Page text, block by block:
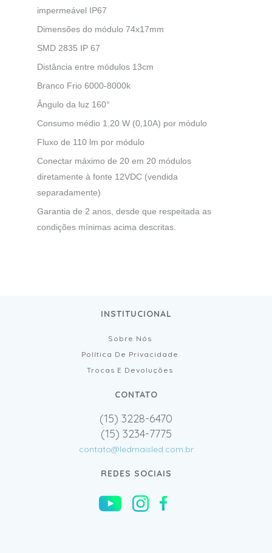
impermeável IP67
Dimensões do módulo 74x17mm
SMD 2835 IP 67
Distância entre módulos 13cm
Branco Frio 6000-8000k
Ângulo da luz 160°
Consumo médio 1,20 W (0,10A) por módulo
Fluxo de 110 lm por módulo
Conectar máximo de 20 em 20 módulos
diretamente à fonte 12VDC (vendida
separadamente)
Garantia de 2 anos, desde que respeitada as
condições mínimas acima descritas.
INSTITUCIONAL
Sobre Nós
Política De Privacidade
Trocas E Devoluções
CONTATO
(15) 3228-6470
(15) 3234-7775
contato@ledmaisled.com.br
REDES SOCIAIS